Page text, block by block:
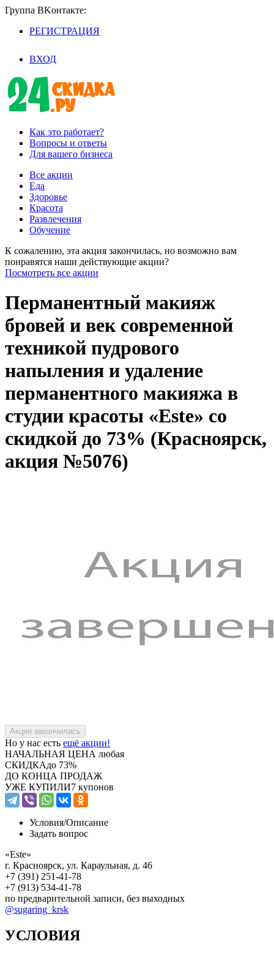
Группа BKoнтaктe:
РЕГИСТРАЦИЯ
ВХОД
Как это работает?
Вопросы и ответы
Для вашего бизнеса
Все акции
Еда
Здоровье
Красота
Развлечения
Обучение
К сожалению, эта акция закончилась, но возможно вам
понравятся наши действующие акции?
Посмотреть все акции
Перманентный макияж
бровей и век современной
техникой пудрового
напыления и удаление
перманентного макияжа в
студии красоты «Este» со
скидкой до 73% (Красноярск,
акция №5076)
Но у нас есть ещё акции!
НАЧАЛЬНАЯ ЦЕНА любая
СКИДКАдо 73%
ДО КОНЦА ПРОДАЖ
УЖЕ КУПИЛИ7 купонов
Условия/Описание
Задать вопрос
«Este»
г. Красноярск, ул. Караульная, д. 46
+7 (391) 251-41-78
+7 (913) 534-41-78
по предварительной записи, без выходных
@sugaring_krsk
УСЛОВИЯ